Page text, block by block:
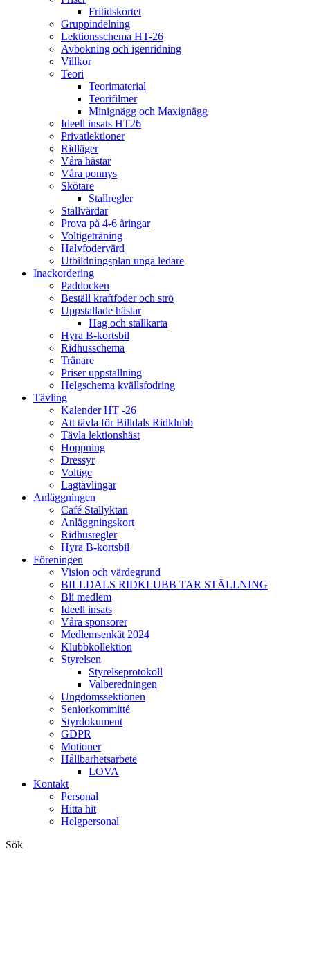
Fritidskortet
Gruppindelning
Lektionsschema HT-26
Avbokning och igenridning
Villkor
Teori
Teorimaterial
Teorifilmer
Minignägg och Maxignägg
Ideell insats HT26
Privatlektioner
Ridläger
Våra hästar
Våra ponnys
Skötare
Stallregler
Stallvärdar
Prova på 4-6 åringar
Voltigeträning
Halvfodervärd
Utbildningsplan unga ledare
Inackordering
Paddocken
Beställ kraftfoder och strö
Uppstallade hästar
Hag och stallkarta
Hyra B-kortsbil
Ridhusschema
Tränare
Priser uppstallning
Helgschema kvällsfodring
Tävling
Kalender HT -26
Att tävla för Billdals Ridklubb
Tävla lektionshäst
Hoppning
Dressyr
Voltige
Lagtävlingar
Anläggningen
Café Stallyktan
Anläggningskort
Ridhusregler
Hyra B-kortsbil
Föreningen
Vision och värdegrund
BILLDALS RIDKLUBB TAR STÄLLNING
Bli medlem
Ideell insats
Våra sponsorer
Medlemsenkät 2024
Klubbkollektion
Styrelsen
Styrelseprotokoll
Valberedningen
Ungdomssektionen
Seniorkommitté
Styrdokument
GDPR
Motioner
Hållbarhetsarbete
LOVA
Kontakt
Personal
Hitta hit
Helgpersonal
Sök